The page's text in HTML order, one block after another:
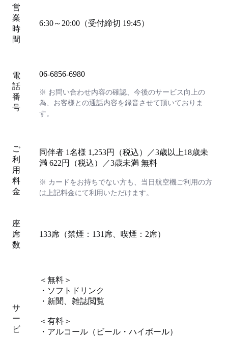
営
業
時
間
6:30～20:00（受付締切 19:45）
電
話
番
号
06-6856-6980
※ お問い合わせ内容の確認、今後のサービス向上の
為、お客様との通話内容を録音させて頂いておりま
す。
ご
利
用
料
金
同伴者 1名様 1,253円（税込）／3歳以上18歳未
満 622円（税込）／3歳未満 無料
※ カードをお持ちでない方も、当日航空機ご利用の方
は上記料金にて利用いただけます。
座
席
数
133席（禁煙：131席、喫煙：2席）
サ
ー
ビ
＜無料＞
・ソフトドリンク
・新聞、雑誌閲覧
＜有料＞
・アルコール（ビール・ハイボール）